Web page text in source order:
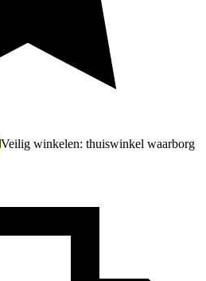
Veilig winkelen: thuiswinkel waarborg